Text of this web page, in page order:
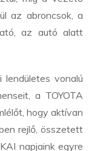
az abroncsok, a
az autó alatt
vonalú
a TOYOTA
hogy aktívan
rejlő, összetett
napjaink egyre